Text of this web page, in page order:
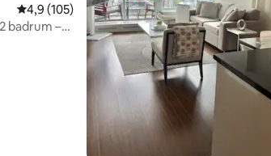
4,9 av 5 i genomsnittligt betyg, 105 omdömen
4,9 (105)
badrum –